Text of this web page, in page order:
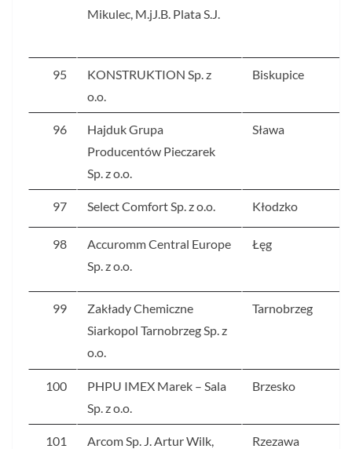
Mikulec, M.jJ.B. Plata S.J.
95
KONSTRUKTION Sp. z
o.o.
Biskupice
96
Hajduk Grupa
Producentów Pieczarek
Sp. z o.o.
Sława
97 Select Comfort Sp. z o.o. Kłodzko
98
Accuromm Central Europe
Sp. z o.o.
Łęg
99
Zakłady Chemiczne
Siarkopol Tarnobrzeg Sp. z
o.o.
Tarnobrzeg
100
PHPU IMEX Marek – Sala
Sp. z o.o.
Brzesko
101
Arcom Sp. J. Artur Wilk,
Rzezawa